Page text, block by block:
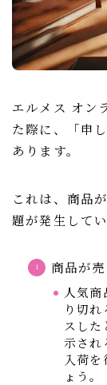
エルメス オン
た際に、「申
あります。
これは、商品
題が発生して
商品が
人気
り切
スし
示され
入荷
ょう。